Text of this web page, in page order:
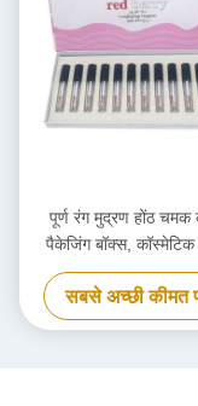
पूर्ण रंग मुद्रण होंठ चमक
पैकेजिंग बॉक्स, कॉस्मेटिक
पॉलिश उपहार बॉक्स
सबसे अच्छी कीमत